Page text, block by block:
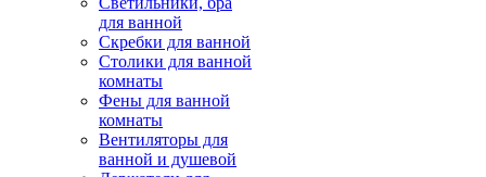
для ванной
Скребки для ванной
Столики для ванной
комнаты
Фены для ванной
комнаты
Вентиляторы для
ванной и душевой